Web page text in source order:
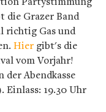
die Grazer Band
richtig Gas und
Hier gibt's die
vom Vorjahr!
der Abendkasse
Einlass: 19.30 Uhr